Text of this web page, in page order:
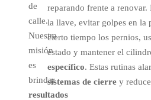
de
calle.
Nuestra
misión
es
brindar
resultados
reparando frente a
la llave, evitar golpes en la
cierto tiempo los pernios,
estado y mantener el
específico. Estas rutinas
sistemas de cierre y